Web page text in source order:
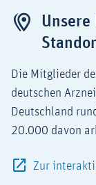
Die Mitglieder
deutschen
Deutschland
20.000 davon
Zur